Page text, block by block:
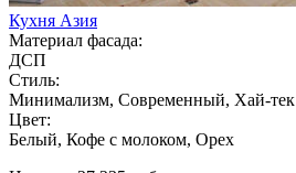
Кухня Азия
Материал фасада:
ДСП
Стиль:
Минимализм, Современный, Хай-тек
Цвет:
Белый, Кофе с молоком, Орех